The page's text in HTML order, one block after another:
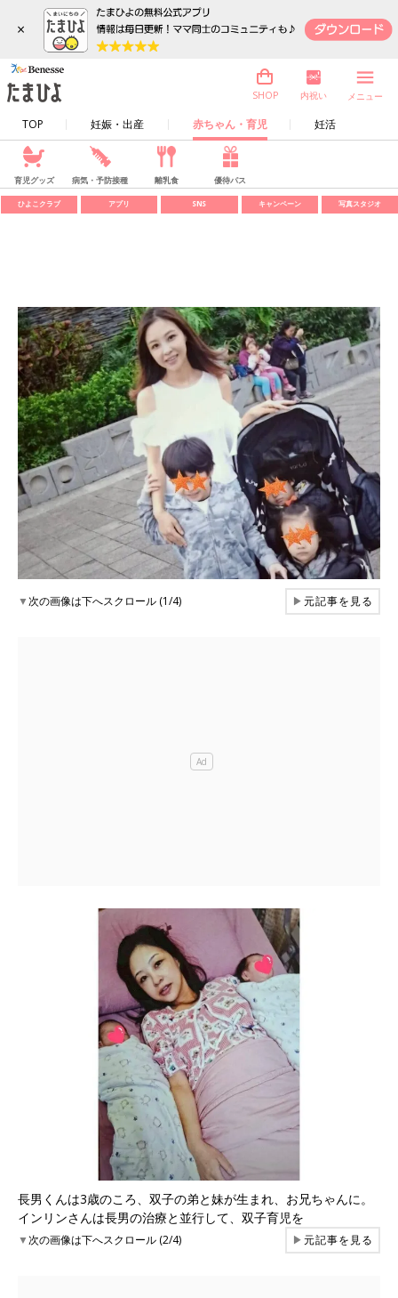
×
TOP 妊娠・出産 赤ちゃん・育児 妊活
SHOP 内祝い メニュー
育児グッズ 病気・予防接種 離乳食 優待パス
ひよこクラブ アプリ SNS キャンペーン 写真スタジオ
▼次の画像は下へスクロール (1/4) ▶元記事を見る
長男くんは3歳のころ、双子の弟と妹が生まれ、お兄ちゃんに。
インリンさんは長男の治療と並行して、双子育児を
▼次の画像は下へスクロール (2/4) ▶元記事を見る